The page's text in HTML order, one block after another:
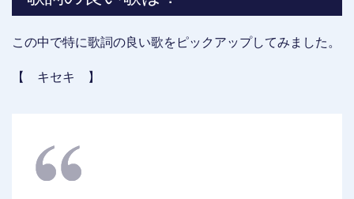
この中で特に歌詞の良い歌をピックアップしてみました。
【 キセキ 】